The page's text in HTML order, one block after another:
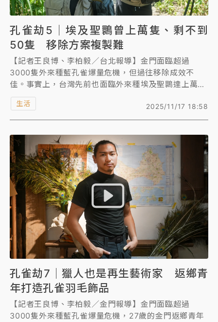
孔雀劫5｜埃及聖䴉曾上萬隻、剩不到
50隻 移除方案複製難
【記者王良博、李柏毅／台北報導】金門面臨超過
3000隻外來種藍孔雀爆量危機，但過往移除成效不
佳。事實上，台灣先前也面臨外來種埃及聖䴉達上萬隻
的問題，經過強力移除之後，目前已剩不到50隻。
埃及聖䴉成功移除的關鍵，在於政府拿出魄力決心處
移除，短短幾年就移除1.8萬隻，但因物種習性、棲息
地不同，這番成功經驗，未必能完全複製於金門藍孔
雀，不過，移除埃及聖䴉過程的大量對外溝通，則可供
藍孔雀移除工作借鏡。
2025/11/17 18:58
生活
孔雀劫7｜獵人也是再生藝術家 返鄉青
年打造孔雀羽毛飾品
【記者王良博、李柏毅／金門報導】金門面臨超過
3000隻外來種藍孔雀爆量危機，27歲的金門返鄉青年